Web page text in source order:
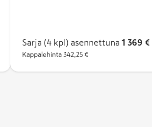
kiinnipysymistä ja takaa hyvän suorituskyvyn
renkaan käyttöiän aikana.
Sarja (4 kpl) asennettuna 1 369 €
Kappalehinta 342,25 €